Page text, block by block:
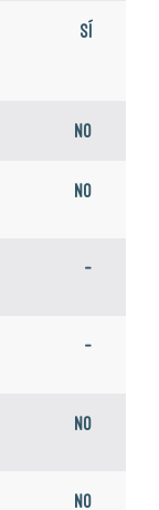
Sí
No
No
-
-
No
No